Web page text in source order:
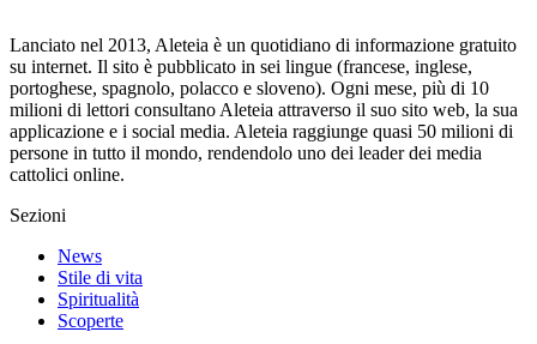
Lanciato nel 2013, Aleteia è un quotidiano di informazione gratuito
su internet. Il sito è pubblicato in sei lingue (francese, inglese,
portoghese, spagnolo, polacco e sloveno). Ogni mese, più di 10
milioni di lettori consultano Aleteia attraverso il suo sito web, la sua
applicazione e i social media. Aleteia raggiunge quasi 50 milioni di
persone in tutto il mondo, rendendolo uno dei leader dei media
cattolici online.
Sezioni
News
Stile di vita
Spiritualità
Scoperte